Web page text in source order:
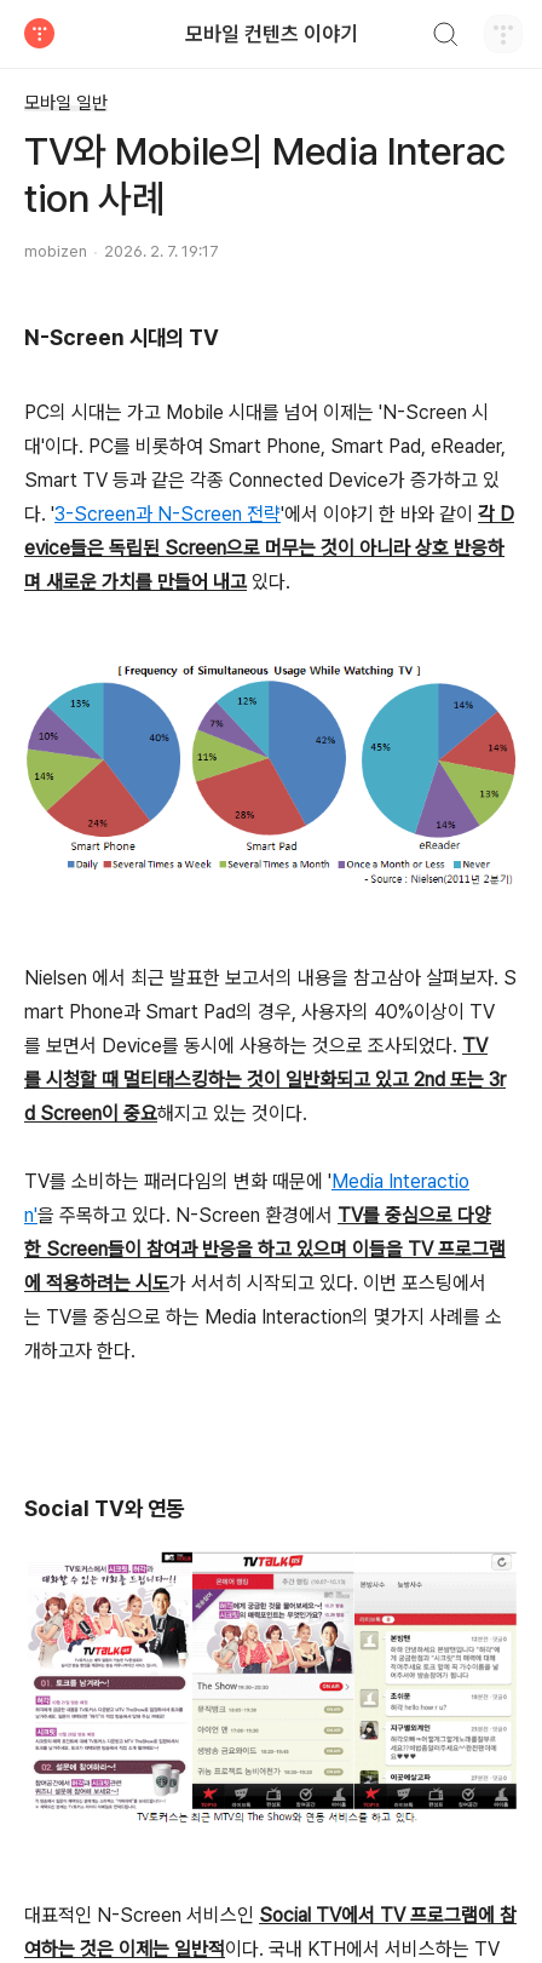
모바일 컨텐츠 이야기
모바일 일반
TV와 Mobile의 Media Interac
tion 사례
mobizen 2026. 2. 7. 19:17
N-Screen 시대의 TV
PC의 시대는 가고 Mobile 시대를 넘어 이제는 'N-Screen 시
대'이다. PC를 비롯하여 Smart Phone, Smart Pad, eReader,
Smart TV 등과 같은 각종 Connected Device가 증가하고 있
다. '3-Screen과 N-Screen 전략'에서 이야기 한 바와 같이 각 D
evice들은 독립된 Screen으로 머무는 것이 아니라 상호 반응하
며 새로운 가치를 만들어 내고있다.
Nielsen 에서 최근 발표한 보고서의 내용을 참고삼아 살펴보자. S
mart Phone과 Smart Pad의 경우, 사용자의 40%이상이 TV
를 보면서 Device를 동시에 사용하는 것으로 조사되었다. TV
를 시청할 때 멀티태스킹하는 것이 일반화되고 있고 2nd 또는 3r
d Screen이 중요해지고 있는 것이다.
TV를 소비하는 패러다임의 변화 때문에 'Media Interactio
n'을 주목하고 있다. N-Screen 환경에서 TV를 중심으로 다양
한 Screen들이 참여과 반응을 하고 있으며 이들을 TV 프로그램
에 적용하려는 시도가 서서히 시작되고 있다. 이번 포스팅에서
는 TV를 중심으로 하는 Media Interaction의 몇가지 사례를 소
개하고자 한다.
Social TV와 연동
대표적인 N-Screen 서비스인 Social TV에서 TV 프로그램에 참
여하는 것은 이제는 일반적이다. 국내 KTH에서 서비스하는 TV